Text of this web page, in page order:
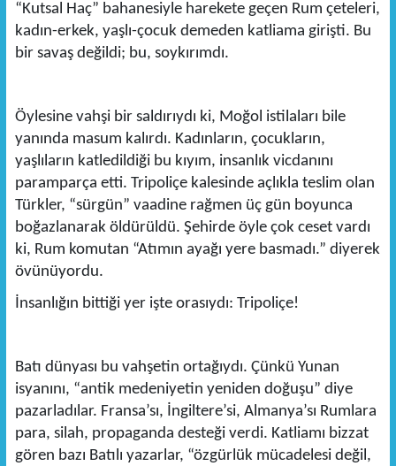
“Kutsal Haç” bahanesiyle harekete geçen Rum çeteleri,
kadın-erkek, yaşlı-çocuk demeden katliama girişti. Bu
bir savaş değildi; bu, soykırımdı.
Öylesine vahşi bir saldırıydı ki, Moğol istilaları bile
yanında masum kalırdı. Kadınların, çocukların,
yaşlıların katledildiği bu kıyım, insanlık vicdanını
paramparça etti. Tripoliçe kalesinde açlıkla teslim olan
Türkler, “sürgün” vaadine rağmen üç gün boyunca
boğazlanarak öldürüldü. Şehirde öyle çok ceset vardı
ki, Rum komutan “Atımın ayağı yere basmadı.” diyerek
övünüyordu.
İnsanlığın bittiği yer işte orasıydı: Tripoliçe!
Batı dünyası bu vahşetin ortağıydı. Çünkü Yunan
isyanını, “antik medeniyetin yeniden doğuşu” diye
pazarladılar. Fransa’sı, İngiltere’si, Almanya’sı Rumlara
para, silah, propaganda desteği verdi. Katliamı bizzat
gören bazı Batılı yazarlar, “özgürlük mücadelesi değil,